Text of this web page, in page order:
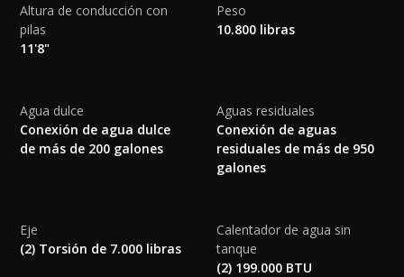
Altura de conducción con
pilas
11'8"
Peso
10.800 libras
Agua dulce
Conexión de agua dulce
de más de 200 galones
Aguas residuales
Conexión de aguas
residuales de más de 950
galones
Eje
(2) Torsión de 7.000 libras
Calentador de agua sin
tanque
(2) 199.000 BTU